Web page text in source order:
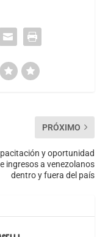
PRÓXIMO
y oportunidad
ingresos a venezolanos
dentro y fuera del país